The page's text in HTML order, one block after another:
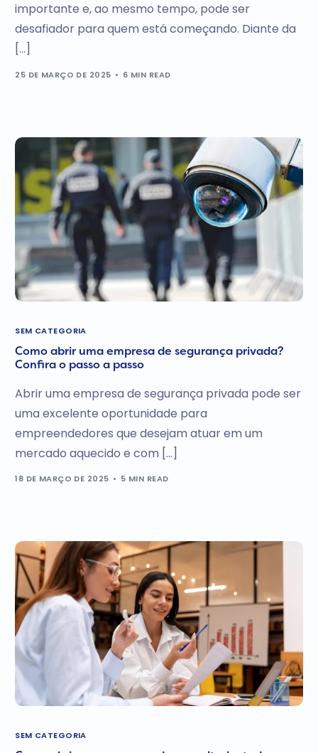
importante e, ao mesmo tempo, pode ser
desafiador para quem está começando. Diante da
[…]
25 DE MARÇO DE 2025 6 MIN READ
SEM CATEGORIA
Como abrir uma empresa de segurança privada?
Confira o passo a passo
Abrir uma empresa de segurança privada pode ser
uma excelente oportunidade para
empreendedores que desejam atuar em um
mercado aquecido e com […]
18 DE MARÇO DE 2025 5 MIN READ
SEM CATEGORIA